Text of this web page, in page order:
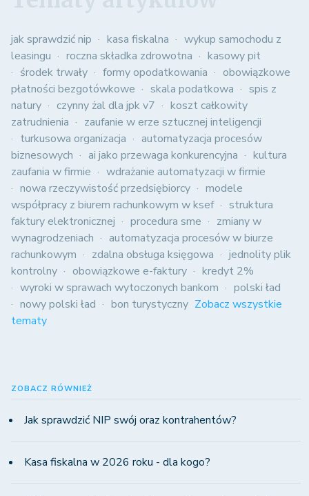
jak sprawdzić nip kasa fiskalna
wykup samochodu z
leasingu
roczna składka zdrowotna
kasowy pit
środek trwały
formy opodatkowania
obowiązkowe
płatności bezgotówkowe
skala podatkowa
spis z
natury
czynny żal dla jpk v7
koszt całkowity
zatrudnienia
zaufanie w erze sztucznej inteligencji
turkusowa organizacja
automatyzacja procesów
biznesowych
ai jako przewaga konkurencyjna
kultura
zaufania w firmie
wdrażanie automatyzacji w firmie
nowa rzeczywistość przedsiębiorcy
modele
współpracy z biurem rachunkowym w ksef
struktura
faktury elektronicznej
procedura sme
zmiany w
wynagrodzeniach
automatyzacja procesów w biurze
rachunkowym
zdalna obsługa księgowa
jednolity plik
kontrolny
obowiązkowe e-faktury
kredyt 2%
wyroki w sprawach wytoczonych bankom
polski ład
nowy polski ład
bon turystyczny Zobacz wszystkie
tematy
ZOBACZ RÓWNIEŻ
Jak sprawdzić NIP swój oraz kontrahentów?
Kasa fiskalna w 2026 roku - dla kogo?